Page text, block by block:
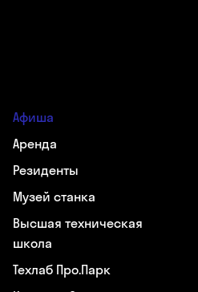
Афиша
Аренда
Резиденты
Музей станка
Высшая техническая
школа
Техлаб Про.Парк